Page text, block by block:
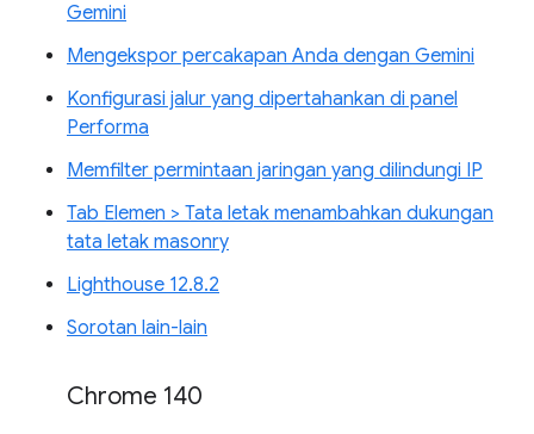
Gemini
Mengekspor percakapan Anda dengan Gemini
Konfigurasi jalur yang dipertahankan di panel
Performa
Memfilter permintaan jaringan yang dilindungi IP
Tab Elemen > Tata letak menambahkan dukungan
tata letak masonry
Lighthouse 12.8.2
Sorotan lain-lain
Chrome 140